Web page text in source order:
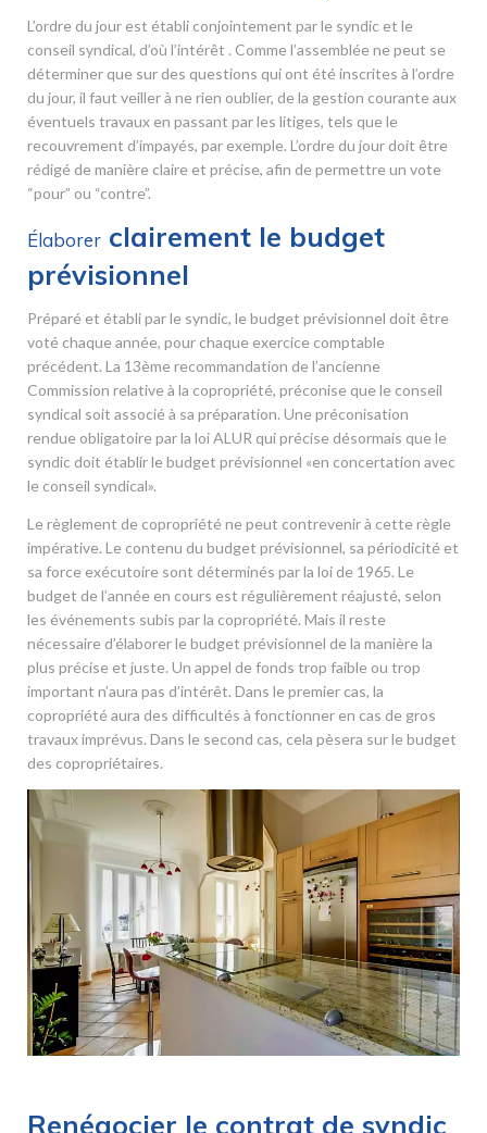
L’ordre du jour est établi conjointement par le syndic et le
conseil syndical, d’où l’intérêt . Comme l’assemblée ne peut se
déterminer que sur des questions qui ont été inscrites à l’ordre
du jour, il faut veiller à ne rien oublier, de la gestion courante aux
éventuels travaux en passant par les litiges, tels que le
recouvrement d’impayés, par exemple. L’ordre du jour doit être
rédigé de manière claire et précise, afin de permettre un vote
“pour” ou “contre”.
Élaborer clairement le budget
prévisionnel
Préparé et établi par le syndic, le budget prévisionnel doit être
voté chaque année, pour chaque exercice comptable
précédent. La 13ème recommandation de l’ancienne
Commission relative à la copropriété, préconise que le conseil
syndical soit associé à sa préparation. Une préconisation
rendue obligatoire par la loi ALUR qui précise désormais que le
syndic doit établir le budget prévisionnel «en concertation avec
le conseil syndical».
Le règlement de copropriété ne peut contrevenir à cette règle
impérative. Le contenu du budget prévisionnel, sa périodicité et
sa force exécutoire sont déterminés par la loi de 1965. Le
budget de l’année en cours est régulièrement réajusté, selon
les événements subis par la copropriété. Mais il reste
nécessaire d’élaborer le budget prévisionnel de la manière la
plus précise et juste. Un appel de fonds trop faible ou trop
important n’aura pas d’intérêt. Dans le premier cas, la
copropriété aura des difficultés à fonctionner en cas de gros
travaux imprévus. Dans le second cas, cela pèsera sur le budget
des copropriétaires.
Renégocier le contrat de syndic